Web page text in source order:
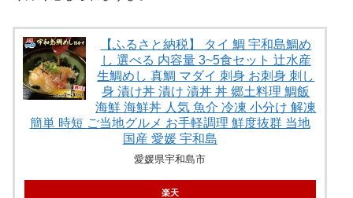
【ふるさと納税】 タイ 鯛 宇和島鯛め
し 選べる 内容量 3~5食セット 辻水産
生鯛めし 真鯛 マダイ 刺身 お刺身 刺し
身 漬け丼 漬け 漬丼 丼 郷土料理 鯛飯
海鮮 海鮮丼 人気 魚介 冷凍 小分け 解凍
簡単 時短 ご当地グルメ お手軽調理 鮮度抜群 当地
国産 愛媛 宇和島
愛媛県宇和島市
楽天